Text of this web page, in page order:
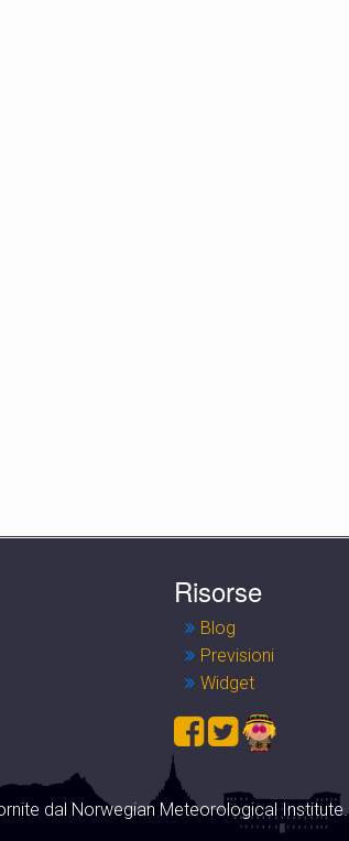
Risorse
Blog
Previsioni
Widget
dal Norwegian Meteorological Institute.